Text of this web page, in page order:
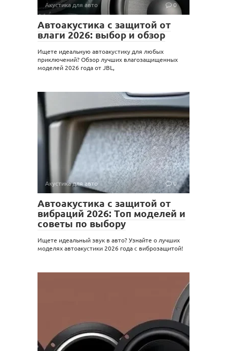
Акустика для авто 0
Автоакустика с защитой от
влаги 2026: выбор и обзор
Ищете идеальную автоакустику для любых
приключений? Обзор лучших влагозащищенных
моделей 2026 года от JBL,
Акустика для авто 0
Автоакустика с защитой от
вибраций 2026: Топ моделей и
советы по выбору
Ищете идеальный звук в авто? Узнайте о лучших
моделях автоакустики 2026 года с виброзащитой!